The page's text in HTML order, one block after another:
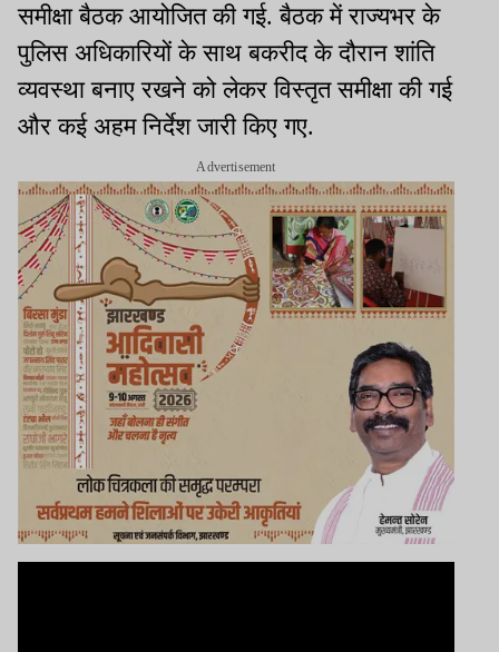
समीक्षा बैठक आयोजित की गई. बैठक में राज्यभर के
पुलिस अधिकारियों के साथ बकरीद के दौरान शांति
व्यवस्था बनाए रखने को लेकर विस्तृत समीक्षा की गई
और कई अहम निर्देश जारी किए गए.
Advertisement